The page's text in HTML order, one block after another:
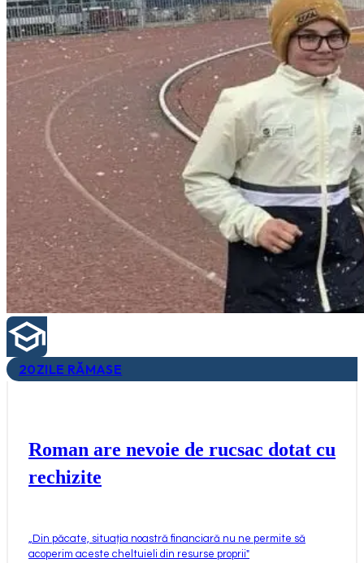
20ZILE RĂMASE
Roman are nevoie de rucsac dotat cu
rechizite
Din păcate, situația noastră financiară nu ne permite să
acoperim aceste cheltuieli din resurse proprii"